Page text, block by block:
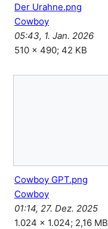
Der Urahne.png
Cowboy
05:43, 1. Jan. 2026
510 × 490; 42 KB
Cowboy GPT.png
Cowboy
01:14, 27. Dez. 2025
1.024 × 1.024; 2,16 MB